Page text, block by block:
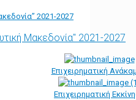
2021-2027
Μακεδονία" 2021-2027
Επιχειρηματική
Επιχειρηματική